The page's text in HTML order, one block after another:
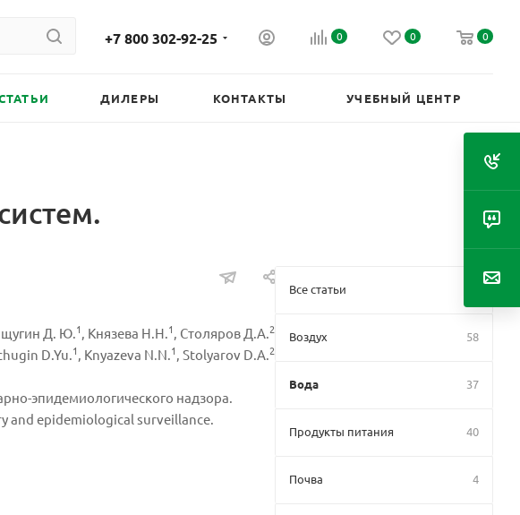
+7 800 302-92-25 0 0 0
ДИЛЕРЫ КОНТАКТЫ УЧЕБНЫЙ ЦЕНТР
Д. Ю.1, Князева Н.Н.1, Столяров Д.А.2
D.Yu.1, Knyazeva N.N.1, Stolyarov D.A.2
эпидемиологического надзора.
and epidemiological surveillance.
Все статьи
Воздух 58
Вода 37
Продукты питания 40
Почва 4